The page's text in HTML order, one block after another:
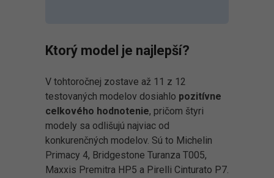
Ktorý model je najlepší?
V tohtoročnej zostave až 11 z 12
testovaných modelov dosiahlo pozitívne
celkového hodnotenie, pričom štyri
modely sa odlišujú najviac od
konkurenčných modelov. Sú to Michelin
Primacy 4, Bridgestone Turanza T005,
Maxxis Premitra HP5 a Pirelli Cinturato P7.